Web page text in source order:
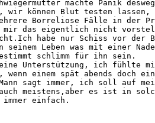
machte Panik
wir können Blut testen
Borreliose Fälle in der
mir das eigentlich nicht
habe nur Schiss vor der
Leben was mit einer
schlimm für ihn sein.
Unterstützung, ich fühlte
einem spät abends doch
sagt immer, ich soll auf
meistens,aber es ist in
einfach.